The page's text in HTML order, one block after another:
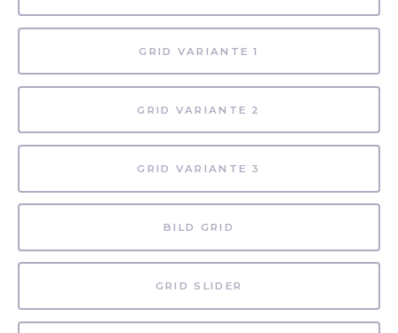
GRID VARIANTE 1
GRID VARIANTE 2
GRID VARIANTE 3
BILD GRID
GRID SLIDER